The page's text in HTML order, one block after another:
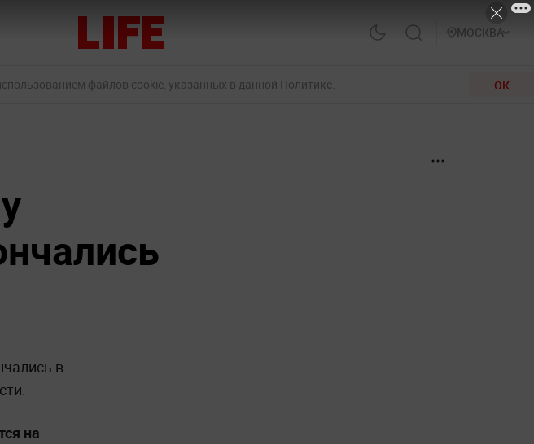
МОСКВА
файлов cookie, указанных в данной Политике. ОК
в
на